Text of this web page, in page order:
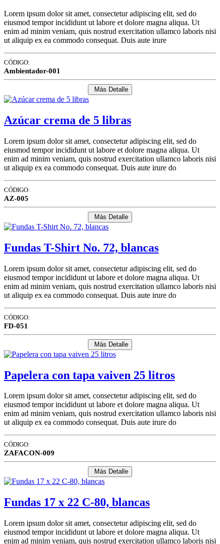
Lorem ipsum dolor sit amet, consectetur adipiscing elit, sed do
eiusmod tempor incididunt ut labore et dolore magna aliqua. Ut
enim ad minim veniam, quis nostrud exercitation ullamco laboris nisi
ut aliquip ex ea commodo consequat. Duis aute irure
CÓDIGO:
Ambientador-001
Más Detalle
Azúcar crema de 5 libras
Lorem ipsum dolor sit amet, consectetur adipiscing elit, sed do
eiusmod tempor incididunt ut labore et dolore magna aliqua. Ut
enim ad minim veniam, quis nostrud exercitation ullamco laboris nisi
ut aliquip ex ea commodo consequat. Duis aute irure do
CÓDIGO:
AZ-005
Más Detalle
Fundas T-Shirt No. 72, blancas
Lorem ipsum dolor sit amet, consectetur adipiscing elit, sed do
eiusmod tempor incididunt ut labore et dolore magna aliqua. Ut
enim ad minim veniam, quis nostrud exercitation ullamco laboris nisi
ut aliquip ex ea commodo consequat. Duis aute irure do
CÓDIGO:
FD-051
Más Detalle
Papelera con tapa vaiven 25 litros
Lorem ipsum dolor sit amet, consectetur adipiscing elit, sed do
eiusmod tempor incididunt ut labore et dolore magna aliqua. Ut
enim ad minim veniam, quis nostrud exercitation ullamco laboris nisi
ut aliquip ex ea commodo consequat. Duis aute irure do
CÓDIGO:
ZAFACON-009
Más Detalle
Fundas 17 x 22 C-80, blancas
Lorem ipsum dolor sit amet, consectetur adipiscing elit, sed do
eiusmod tempor incididunt ut labore et dolore magna aliqua. Ut
enim ad minim veniam, quis nostrud exercitation ullamco laboris nisi